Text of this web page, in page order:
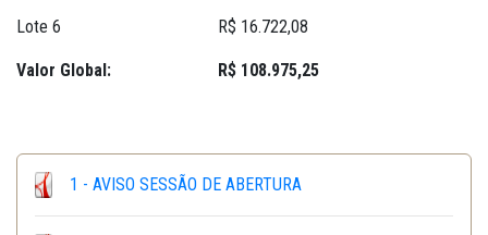
Lote 6 R$ 16.722,08
Valor Global: R$ 108.975,25
1 - AVISO SESSÃO DE ABERTURA